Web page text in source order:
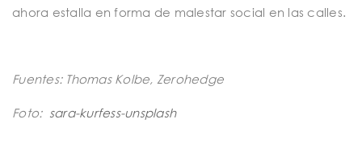
ahora estalla en forma de malestar social en las calles.
Fuentes: Thomas Kolbe, Zerohedge
Foto: sara-kurfess-unsplash